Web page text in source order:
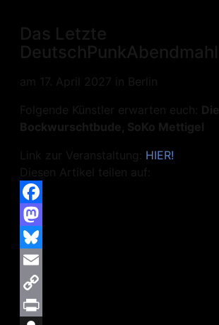
Das Letzte
DeutschPunkAbendmahl
am 17. April 2027 in Berlin
Folgende Künstler erwarten euch: Die
Bockwurschtbude, SoKo Mettigel
Link zur Veranstaltung: HIER!
Diesen Artikel teilen auf:
Facebook
Mastodon
Bluesky
Email
Copy